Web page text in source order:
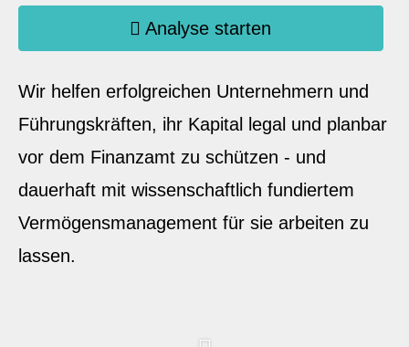
Analyse starten
Wir helfen erfolgreichen Unternehmern und
Führungskräften, ihr Kapital legal und planbar
vor dem Finanzamt zu schützen - und
dauerhaft mit wissenschaftlich fundiertem
Vermögensmanagement für sie arbeiten zu
lassen.